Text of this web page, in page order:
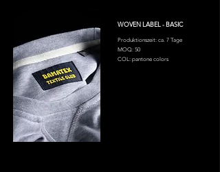
WOVEN LABEL - BASIC
Produktionszeit: ca. 7 Tage
MOQ: 50
COL: pantone colors